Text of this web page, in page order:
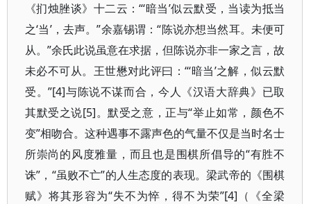
《扪烛脞谈》十二云：“‘暗当’似云默受，当读为抵当
之‘当’，去声。”余嘉锡谓：“陈说亦想当然耳。未便可
从。”余氏此说虽意在求据，但陈说亦非一家之言，故
未必不可从。王世懋对此评曰：“‘暗当’之解，似云默
受。”[4]与陈说不谋而合，今人《汉语大辞典》已取
其默受之说[5]。默受之意，正与“举止如常，颜色不
变”相吻合。这种遇事不露声色的气量不仅是当时名士
所崇尚的风度雅量，而且也是围棋所倡导的“有胜不
诛”，“虽败不亡”的人生态度的表现。梁武帝的《围棋
赋》将其形容为“失不为悴，得不为荣”[4]（《全梁